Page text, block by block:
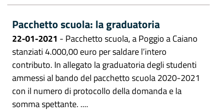
Pacchetto scuola: la graduatoria
22-01-2021 - Pacchetto scuola, a Poggio a Caiano
stanziati 4.000,00 euro per saldare l’intero
contributo. In allegato la graduatoria degli studenti
ammessi al bando del pacchetto scuola 2020-2021
con il numero di protocollo della domanda e la
somma spettante. ....